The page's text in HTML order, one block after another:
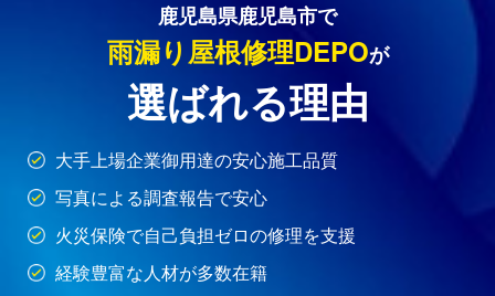
鹿児島県鹿児島市で
雨漏り屋根修理DEPOが
選ばれる理由
大手上場企業御用達の安心施工品質
写真による調査報告で安心
火災保険で自己負担ゼロの修理を支援
経験豊富な人材が多数在籍